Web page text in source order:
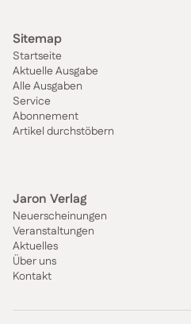
Sitemap
Startseite
Aktuelle Ausgabe
Alle Ausgaben
Service
Abonnement
Artikel durchstöbern
Jaron Verlag
Neuerscheinungen
Veranstaltungen
Aktuelles
Über uns
Kontakt